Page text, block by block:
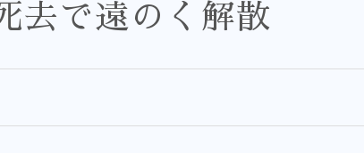
去で遠のく解散